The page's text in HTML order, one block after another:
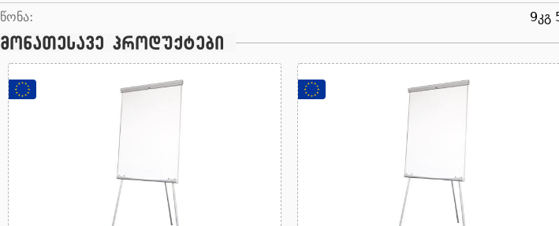
წონა: 9კგ
მონათესავე პროდუქტები